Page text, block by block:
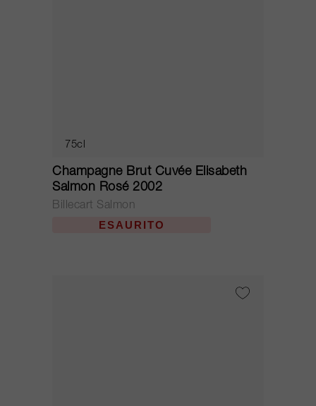
75cl
Champagne Brut Cuvée Elisabeth
Salmon Rosé 2002
Billecart Salmon
ESAURITO